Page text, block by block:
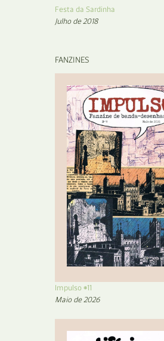
Festa da Sardinha
Julho de 2018
FANZINES
Impulso #11
Maio de 2026